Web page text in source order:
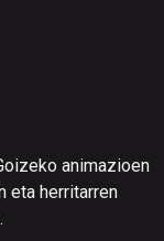
animazioen
eta herritarren